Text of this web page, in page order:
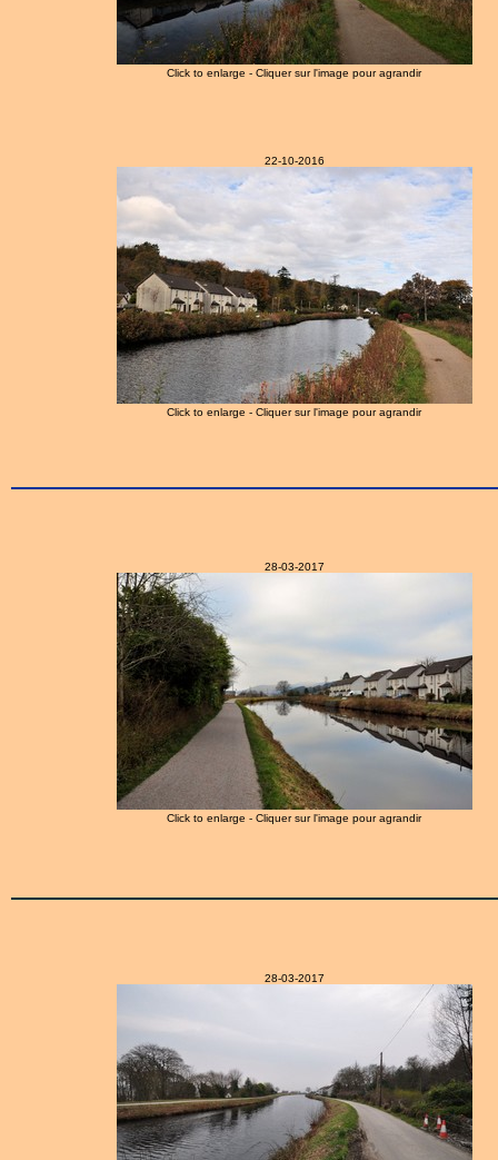
Click to enlarge - Cliquer sur l'image pour agrandir
22-10-2016
Click to enlarge - Cliquer sur l'image pour agrandir
28-03-2017
Click to enlarge - Cliquer sur l'image pour agrandir
28-03-2017